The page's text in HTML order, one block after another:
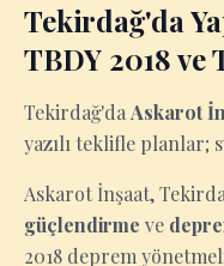
Tekirdağ'da
TBDY 2018 ve
Tekirdağ'da Askarot
yazılı teklifle planlar;
Askarot İnşaat,
güçlendirme ve
2018 deprem